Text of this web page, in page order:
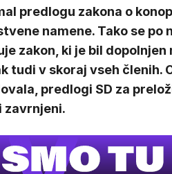
predlogu zakona o
namene. Tako se po
zakon, ki je bil dopolnjen
tudi v skoraj vseh členih.
predlogi SD za
zavrnjeni.